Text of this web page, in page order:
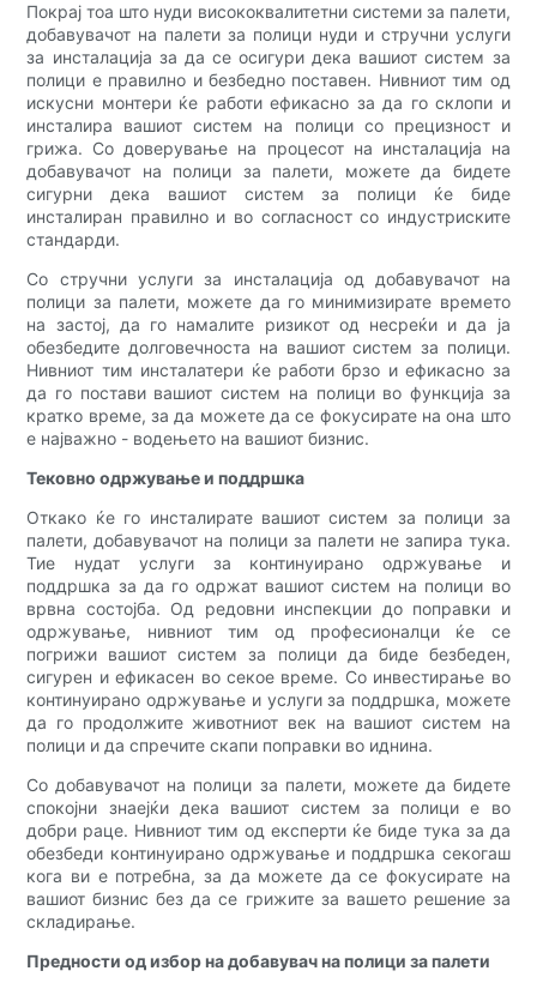
Покрај тоа што нуди висококвалитетни системи за палети,
добавувачот на палети за полици нуди и стручни услуги
за инсталација за да се осигури дека вашиот систем за
полици е правилно и безбедно поставен. Нивниот тим од
искусни монтери ќе работи ефикасно за да го склопи и
инсталира вашиот систем на полици со прецизност и
грижа. Со доверување на процесот на инсталација на
добавувачот на полици за палети, можете да бидете
сигурни дека вашиот систем за полици ќе биде
инсталиран правилно и во согласност со индустриските
стандарди.
Со стручни услуги за инсталација од добавувачот на
полици за палети, можете да го минимизирате времето
на застој, да го намалите ризикот од несреќи и да ја
обезбедите долговечноста на вашиот систем за полици.
Нивниот тим инсталатери ќе работи брзо и ефикасно за
да го постави вашиот систем на полици во функција за
кратко време, за да можете да се фокусирате на она што
е најважно - водењето на вашиот бизнис.
Тековно одржување и поддршка
Откако ќе го инсталирате вашиот систем за полици за
палети, добавувачот на полици за палети не запира тука.
Тие нудат услуги за континуирано одржување и
поддршка за да го одржат вашиот систем на полици во
врвна состојба. Од редовни инспекции до поправки и
одржување, нивниот тим од професионалци ќе се
погрижи вашиот систем за полици да биде безбеден,
сигурен и ефикасен во секое време. Со инвестирање во
континуирано одржување и услуги за поддршка, можете
да го продолжите животниот век на вашиот систем на
полици и да спречите скапи поправки во иднина.
Со добавувачот на полици за палети, можете да бидете
спокојни знаејќи дека вашиот систем за полици е во
добри раце. Нивниот тим од експерти ќе биде тука за да
обезбеди континуирано одржување и поддршка секогаш
кога ви е потребна, за да можете да се фокусирате на
вашиот бизнис без да се грижите за вашето решение за
складирање.
Предности од избор на добавувач на полици за палети